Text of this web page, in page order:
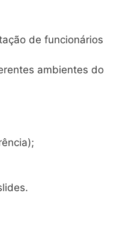
de funcionários
ambientes do